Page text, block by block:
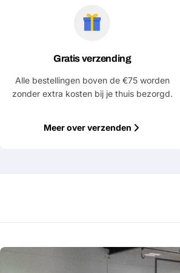
Gratis verzending
Alle bestellingen boven de €75 worden
zonder extra kosten bij je thuis bezorgd.
Meer over verzenden